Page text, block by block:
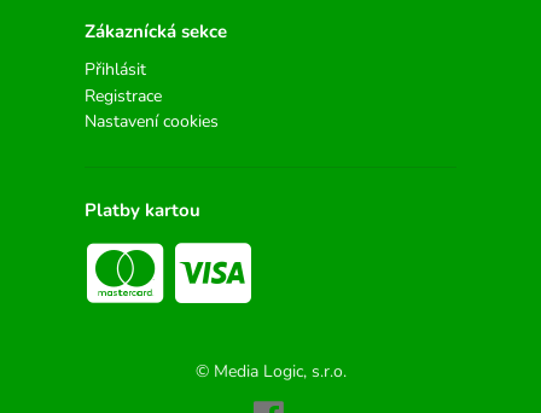
Zákaznícká sekce
Přihlásit
Registrace
Nastavení cookies
Platby kartou
© Media Logic, s.r.o.